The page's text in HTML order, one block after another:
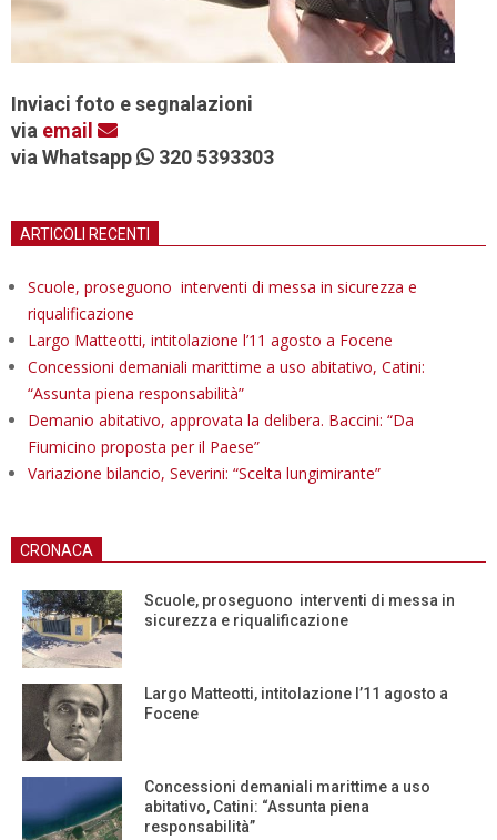
Inviaci foto e segnalazioni
via email
via Whatsapp
320 5393303
ARTICOLI RECENTI
Scuole, proseguono interventi di messa in sicurezza e
riqualificazione
Largo Matteotti, intitolazione l’11 agosto a Focene
Concessioni demaniali marittime a uso abitativo, Catini:
“Assunta piena responsabilità”
Demanio abitativo, approvata la delibera. Baccini: “Da
Fiumicino proposta per il Paese”
Variazione bilancio, Severini: “Scelta lungimirante”
CRONACA
Scuole, proseguono interventi di messa in
sicurezza e riqualificazione
Largo Matteotti, intitolazione l’11 agosto a
Focene
Concessioni demaniali marittime a uso
abitativo, Catini: “Assunta piena
responsabilità”